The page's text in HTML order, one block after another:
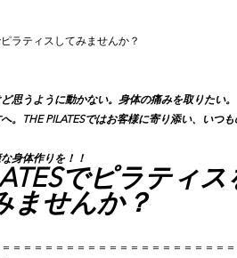
ラティスしてみませんか？
思うように動かない。身体の痛みを取りたい
。THE PILATESではお客様に寄り添い、いつ
身体作りを！！
でピラティス
ませんか？
＝＝＝＝＝＝＝＝＝＝＝＝＝＝＝＝＝＝＝＝